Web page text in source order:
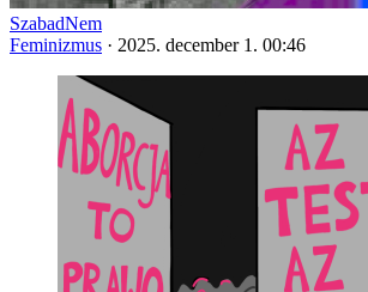
SzabadNem
Feminizmus · 2025. december 1. 00:46